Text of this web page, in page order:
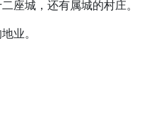
座城，还有属城的村庄。
业。